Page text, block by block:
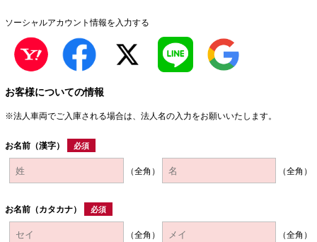
ソーシャルアカウント情報を入力する
お客様についての情報
※法人車両でご入庫される場合は、法人名の入力をお願いいたします。
お名前（漢字） 必須
（全角） （全角）
お名前（カタカナ） 必須
（全角） （全角）